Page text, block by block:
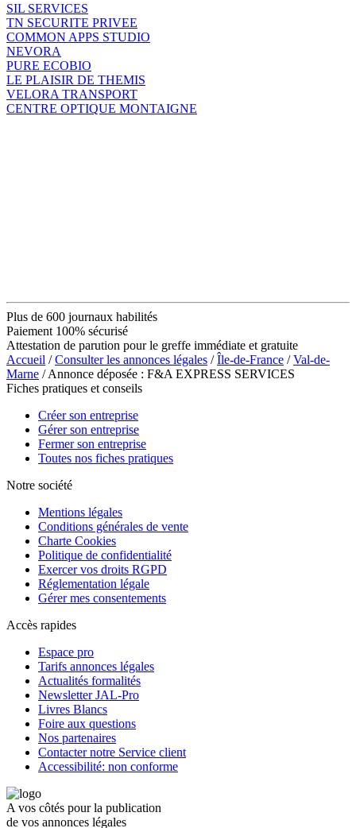
SIL SERVICES
TN SECURITE PRIVEE
COMMON APPS STUDIO
NEVORA
PURE ECOBIO
LE PLAISIR DE THEMIS
VELORA TRANSPORT
CENTRE OPTIQUE MONTAIGNE
Plus de 600 journaux habilités
Paiement 100% sécurisé
Attestation de parution pour le greffe immédiate et gratuite
Accueil /Consulter les annonces légales /Île-de-France /Val-de-
Marne / Annonce déposée : F&A EXPRESS SERVICES
Fiches pratiques et conseils
Créer son entreprise
Gérer son entreprise
Fermer son entreprise
Toutes nos fiches pratiques
Notre société
Mentions légales
Conditions générales de vente
Charte Cookies
Politique de confidentialité
Exercer vos droits RGPD
Réglementation légale
Gérer mes consentements
Accès rapides
Espace pro
Tarifs annonces légales
Actualités formalités
Newsletter JAL-Pro
Livres Blancs
Foire aux questions
Nos partenaires
Contacter notre Service client
Accessibilité: non conforme
A vos côtés pour la publication
de vos annonces légales